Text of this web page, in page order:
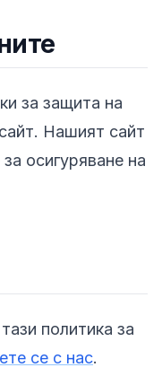
за защита на
Нашият сайт
осигуряване на
политика за
се с нас.